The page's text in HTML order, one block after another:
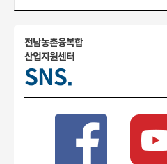
전남농촌융복합
산업지원센터
SNS.